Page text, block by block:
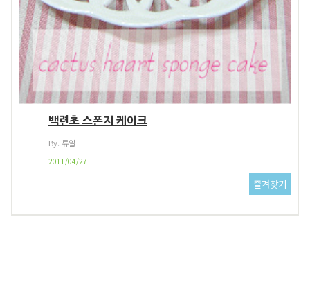
백련초 스폰지 케이크
By. 류알
2011/04/27